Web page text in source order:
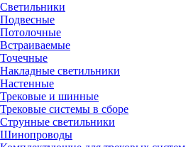
Светильники
Подвесные
Потолочные
Встраиваемые
Точечные
Накладные светильники
Настенные
Трековые и шинные
Трековые системы в сборе
Струнные светильники
Шинопроводы